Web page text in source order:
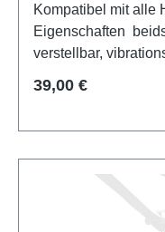
Kompatibel mit alle Hase
Eigenschaften
verstellbar,
Regulärer Preis:
39,00 €